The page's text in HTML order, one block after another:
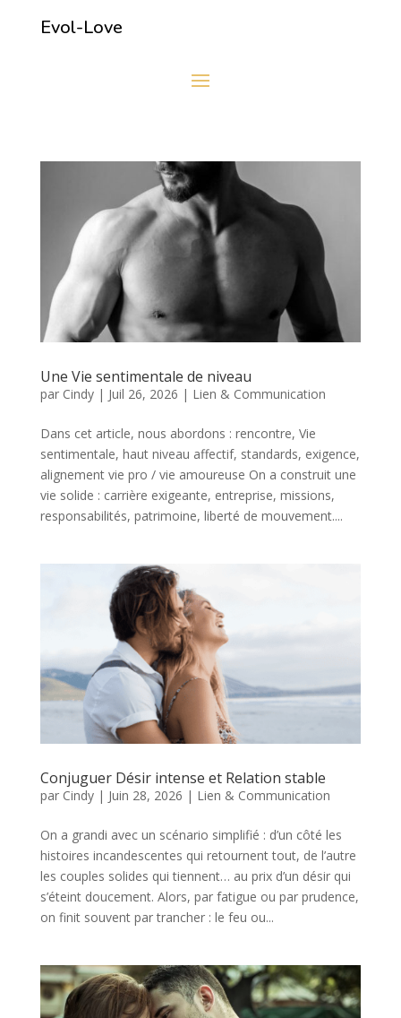
Evol-Love
Une Vie sentimentale de niveau
par Cindy| Juil 26, 2026 | Lien & Communication
Dans cet article, nous abordons : rencontre, Vie
sentimentale, haut niveau affectif, standards, exigence,
alignement vie pro / vie amoureuse On a construit une
vie solide : carrière exigeante, entreprise, missions,
responsabilités, patrimoine, liberté de mouvement....
Conjuguer Désir intense et Relation stable
par Cindy| Juin 28, 2026 | Lien & Communication
On a grandi avec un scénario simplifié : d’un côté les
histoires incandescentes qui retournent tout, de l’autre
les couples solides qui tiennent… au prix d’un désir qui
s’éteint doucement. Alors, par fatigue ou par prudence,
on finit souvent par trancher : le feu ou...